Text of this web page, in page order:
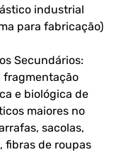
industrial
para fabricação)
Secundários:
fragmentação
e biológica de
maiores no
sacolas,
fibras de roupas